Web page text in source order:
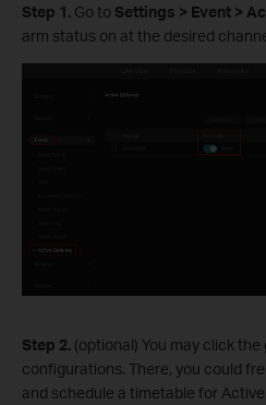
Step 1. Go to Settings > Event >
arm status on at the desired
Step 2. (optional) You may click
configurations. There, you could
and schedule a timetable for